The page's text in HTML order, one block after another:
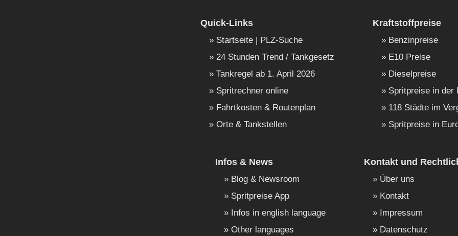
Quick-Links
Startseite | PLZ-Suche
24 Stunden Trend / Tankgesetz
Tankregel ab 1. April 2026
Spritrechner online
Fahrtkosten & Routenplan
Orte & Tankstellen
Kraftstoffpreise
Benzinpreise
E10 Preise
Dieselpreise
Spritpreise in der
118 Städte im
Spritpreise in
Infos & News
Blog & Newsroom
Spritpreise App
Infos in english language
Other languages
Kontakt und
Über uns
Kontakt
Impressum
Datenschutz